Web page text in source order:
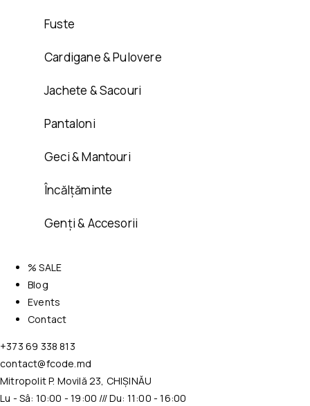
Fuste
Cardigane & Pulovere
Jachete & Sacouri
Pantaloni
Geci & Mantouri
Încălțăminte
Genți & Accesorii
% SALE
Blog
Events
Contact
+373 69 338 813
contact@fcode.md
Mitropolit P. Movilă 23, CHIȘINĂU
Lu - Sâ: 10:00 - 19:00 /// Du: 11:00 - 16:00